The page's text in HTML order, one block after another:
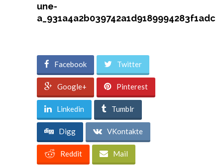
une-
a_931a4a2b039742a1d9189994283f1adc
Facebook Twitter
Google+ Pinterest
Linkedin Tumblr
Digg VKontakte
Reddit Mail